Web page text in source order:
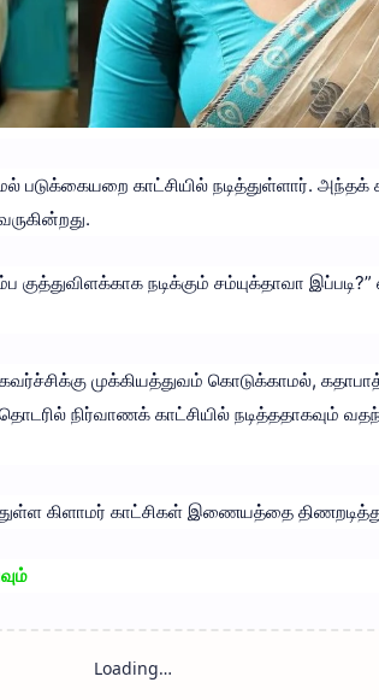
காட்சியில் நடித்துள்ளார்.
குத்துவிளக்காக நடிக்கும் சம்யுக்தாவா
முக்கியத்துவம் கொடுக்காமல்,
நிர்வாணக் காட்சியில் நடித்ததாகவும்
கிளாமர் காட்சிகள் இணையத்தை